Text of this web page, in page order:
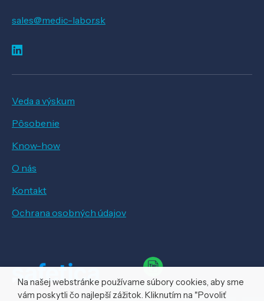
sales@medic-labor.sk
Veda a výskum
Pôsobenie
Know-how
O nás
Kontakt
Ochrana osobných údajov
Na našej webstránke používame súbory cookies, aby sme
vám poskytli čo najlepší zážitok. Kliknutím na "Povoliť